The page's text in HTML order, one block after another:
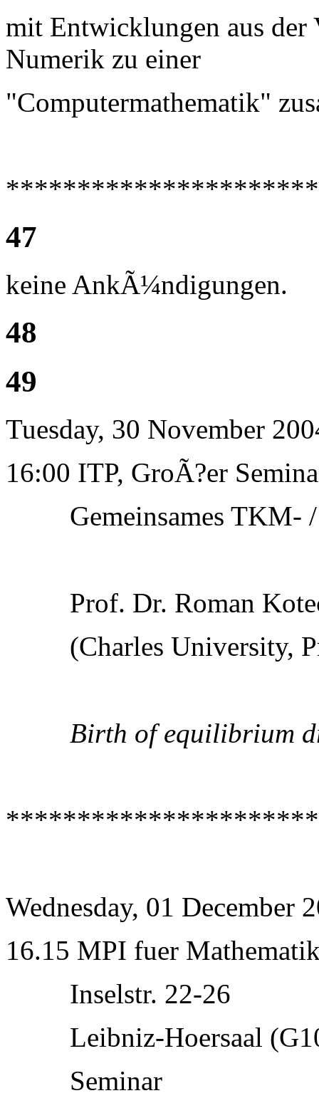
mit Entwicklungen aus der
Numerik zu einer
"Computermathematik"
47
keine AnkÃ¼ndigungen.
48
49
Tuesday, 30 November
16:00 ITP, GroÃ?er
Gemeinsames TKM- /
Prof. Dr. Roman
(Charles University,
Birth of equilibrium
Wednesday, 01 December
16.15 MPI fuer
Inselstr. 22-26
Leibniz-Hoersaal
Seminar